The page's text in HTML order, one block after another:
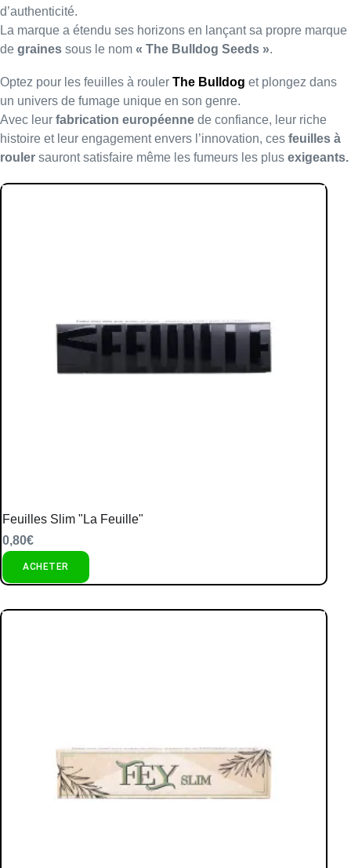
d’authenticité.
La marque a étendu ses horizons en lançant sa propre marque
de graines sous le nom « The Bulldog Seeds ».
Optez pour les feuilles à rouler The Bulldog et plongez dans
un univers de fumage unique en son genre.
Avec leur fabrication européenne de confiance, leur riche
histoire et leur engagement envers l’innovation, ces feuilles à
rouler sauront satisfaire même les fumeurs les plus exigeants.
Feuilles Slim "La Feuille"
0,80€
ACHETER